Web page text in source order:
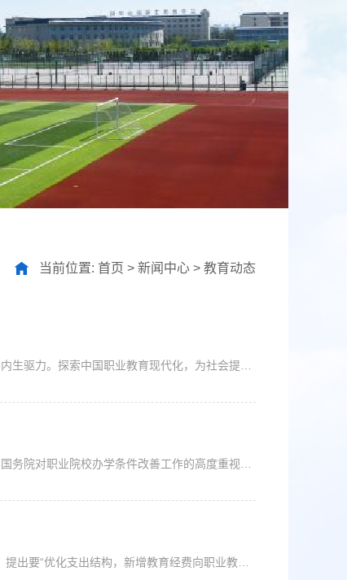
当前位置: 首页 > 新闻中心 > 教育动态